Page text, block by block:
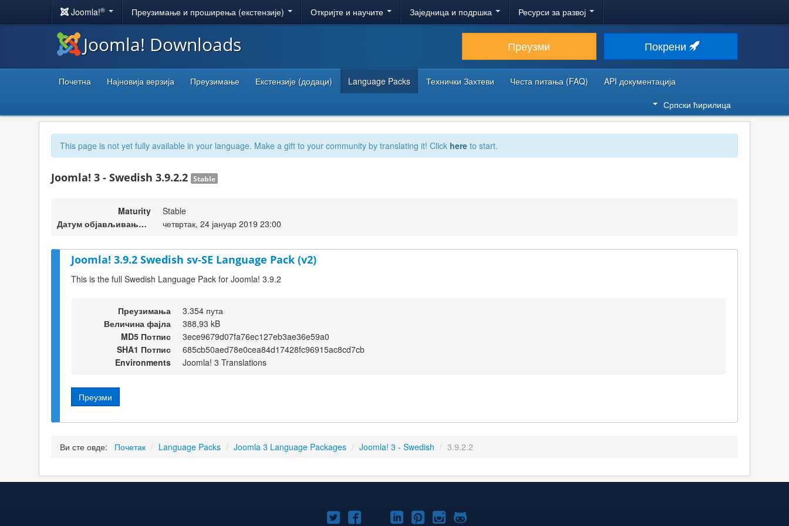
Joomla!® Преузимање и проширења (екстензије) Откријте и научите Заједница и подршка Ресурси за развој
Joomla! Downloads Преузми Покрени
Почетна Најновија верзија Преузимање Екстензије (додаци) Language Packs Технички Захтеви Честа питања (FAQ)
API документација
Српски ћирилица
This page is not yet fully available in your language. Make a gift to your community by translating it! Click here to start.
Joomla! 3 - Swedish 3.9.2.2 Stable
Maturity
Stable
Датум објављивања верзије
четвртак, 24 јануар 2019 23:00
Joomla! 3.9.2 Swedish sv-SE Language Pack (v2)
This is the full Swedish Language Pack for Joomla! 3.9.2
Преузимања
3.354 пута
Величина фајла
388,93 kB
MD5 Потпис
3ece9679d07fa76ec127eb3ae36e59a0
SHA1 Потпис
685cb50aed78e0cea84d17428fc96915ac8cd7cb
Environments
Joomla! 3 Translations
Преузми
Ви сте овде: Почетак / Language Packs / Joomla 3 Language Packages / Joomla! 3 - Swedish / 3.9.2.2
Joomla!Joomla!Joomla!
Joomla!Joomla!
Joomla!Joomla!